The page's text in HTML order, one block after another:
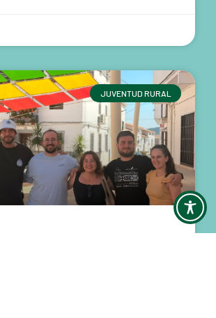
JUVENTUD RURAL